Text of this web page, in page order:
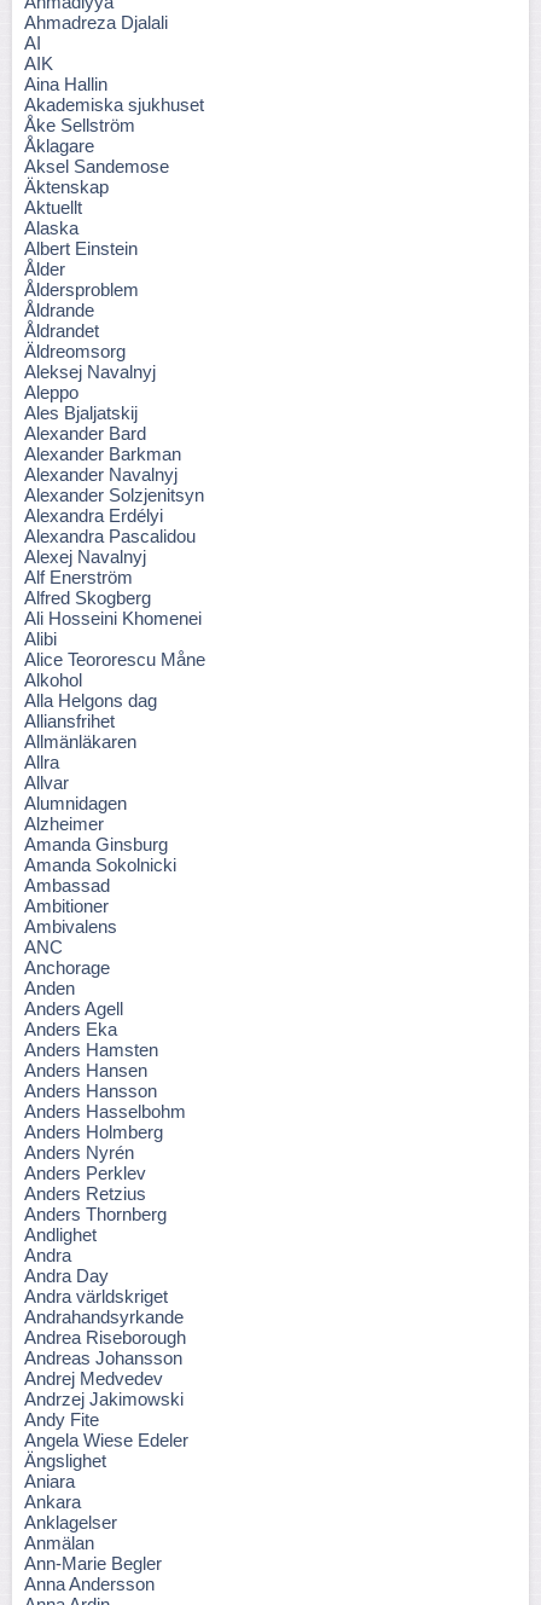
Ahmadreza Djalali
AI
AIK
Aina Hallin
Akademiska sjukhuset
Åke Sellström
Åklagare
Aksel Sandemose
Äktenskap
Aktuellt
Alaska
Albert Einstein
Ålder
Åldersproblem
Åldrande
Åldrandet
Äldreomsorg
Aleksej Navalnyj
Aleppo
Ales Bjaljatskij
Alexander Bard
Alexander Barkman
Alexander Navalnyj
Alexander Solzjenitsyn
Alexandra Erdélyi
Alexandra Pascalidou
Alexej Navalnyj
Alf Enerström
Alfred Skogberg
Ali Hosseini Khomenei
Alibi
Alice Teororescu Måne
Alkohol
Alla Helgons dag
Alliansfrihet
Allmänläkaren
Allra
Allvar
Alumnidagen
Alzheimer
Amanda Ginsburg
Amanda Sokolnicki
Ambassad
Ambitioner
Ambivalens
ANC
Anchorage
Anden
Anders Agell
Anders Eka
Anders Hamsten
Anders Hansen
Anders Hansson
Anders Hasselbohm
Anders Holmberg
Anders Nyrén
Anders Perklev
Anders Retzius
Anders Thornberg
Andlighet
Andra
Andra Day
Andra världskriget
Andrahandsyrkande
Andrea Riseborough
Andreas Johansson
Andrej Medvedev
Andrzej Jakimowski
Andy Fite
Angela Wiese Edeler
Ängslighet
Aniara
Ankara
Anklagelser
Anmälan
Ann-Marie Begler
Anna Andersson